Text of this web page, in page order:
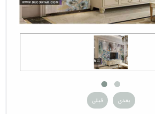
قبلی بعدی